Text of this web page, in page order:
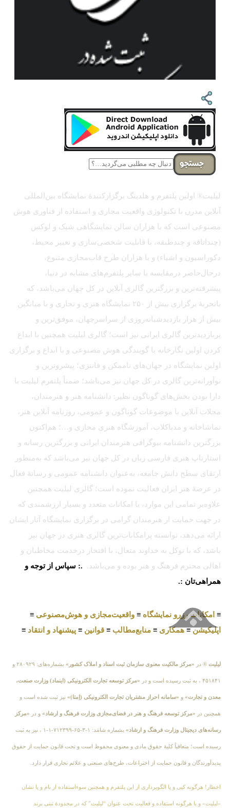
جستجو
لیلیت® اولین پلتفرم و هلدینگ برگزارکنندهٔ نمایشگاه بین‌المللی
آنلاین مدرن با تکنولوژی واقعیت مجازی و استفاده از فناوری هوش
مصنوعی است که با هزاران سالن نمایشگاهی شیک و لوکس
(چنداتاقه و چندطبقه، با قابلیت شخصی‌سازی و تغییر محیط،
دکوراسیون و اشیاء) و با هزاران طرح قاب‌مجازی متنوع،
درحال‌حاضر درمقایسه با سایر پلتفرم‌های مشابه در دنیا،
پیشرفته‌ترین و بزرگترین گالری آنلاین در کل جهان می‌باشد، که
باتجربهٔ برگزاری بیش از ۲۵۰ نمایشگاه هنری و تجاری و با میانگین
بیش از هزار بازدیدشبانه‌روزی از سراسرجهان، موفق‌ترین و
پربازدیدترین گالری ایرانی نیز است؛ گالری لیلیت همچنین با ابداع
کردن اولین نگارخانه با گویندگی هوش مصنوعی و با ابداع و برگزاری
اولین نمایشگاه در جهان‌های ناممکن و فانتزی؛ پیشروترین و
نوآورانه‌ترین گالری در کل جهان نیز می‌باشد؛ ضمناً پلتفرم لیلیت با
دارا بودن بخش‌های گوناگون نظیر: دانشنامه هنر و هنرمندان،
مجلات آنلاین با موضوعات گوناگون و عمومی، روزنامه آنلاین هنر،
تماشاخانه و مدیاکلاب، آموزشگاه هنری مجازی و…؛ هم‌اکنون
بزرگترین دانشنامه بیوگرافی هنرمندان ایرانی و بزرگترین رسانه و
استارتاپ هنری فارسی زبان در کل جهان نیز می‌باشد که به‌منظور
ارتقای سطح دانش جامعه، به‌عنوان دانشنامه عمومی و رسانهٔ فعال
در عرصهٔ هنر ایران فعالیت نموده است؛ گالری لیلیت همچنین
علاوه‌بر تمامی این موارد، با امکانات متعدد و بسیار ارزشمندی که
در جهت حمایت از هنرمندان گرامی در برگزاری نمایشگاه آثار ایشان
ارائه می‌دهد، توانسته پرامکانات‌ترین گالری هنری در جهان نیز
باشد، که با توکل به خداوند متعال، با افتخار درخدمت مخاطبان و
اهالی محترم فرهنگ و هنر بوده و می‌باشد. .: سپاس از توجه و
همراهی‌تان :.
≡ امکانات رزرو نمایشگاه ≡ واقعیت‌مجازی و هوش‌مصنوعی ≡
اپلیکیشن≡همکاری ≡ منابع‌مطالب ≡ قوانین ≡ پیشنهاد و انتقاد ≡
لیلیت ® در «مرکز مالکیت معنوی سازمان ثبت اسناد و املاک کشور» بشماره‌های: ۲۸۰۹۲۹ و
۴۵۱۸۴۱ ، به ثبت رسیده است و در «مرکز توسعه تجارت الکترونیکی (اینماد) وزارت صنعت،
معدن و تجارت» و «سامانه احراز مشتریان تجارت الکترونیکی (اِمتا)» نیز ثبت شده است و
همچنین در «مرکز توسعه فرهنگ و هنر در فضای‌مجازی وزارت فرهنگ و ارشاد» و در «مرکز
رسانه‌های دیجیتال وزارت فرهنگ و ارشاد» بشماره شامَد: ۱-۳-۶۵-۷۱۲۳۹۹-۱-۱ ، نیز به ثبت
رسیده است؛ متعاقباً کلیهٔ حقوق مادی و معنوی محفوظ است و تحت قانون حمایت از حقوق
پدیدآورندگان و قانون حمایت از اختراعات، طرح‌های صنعتی و علائم تجاری قرار دارد.
اخطار! هرگونه کپی و یا الگوبرداری از این پلتفرم و همچنین سوءاستفاده از نام و یا نشان
«لیلیت» و یا هرگونه استفاده و فعالیت تحت عنوان “لیلیت” که در محدودهٔ ثبتی برند